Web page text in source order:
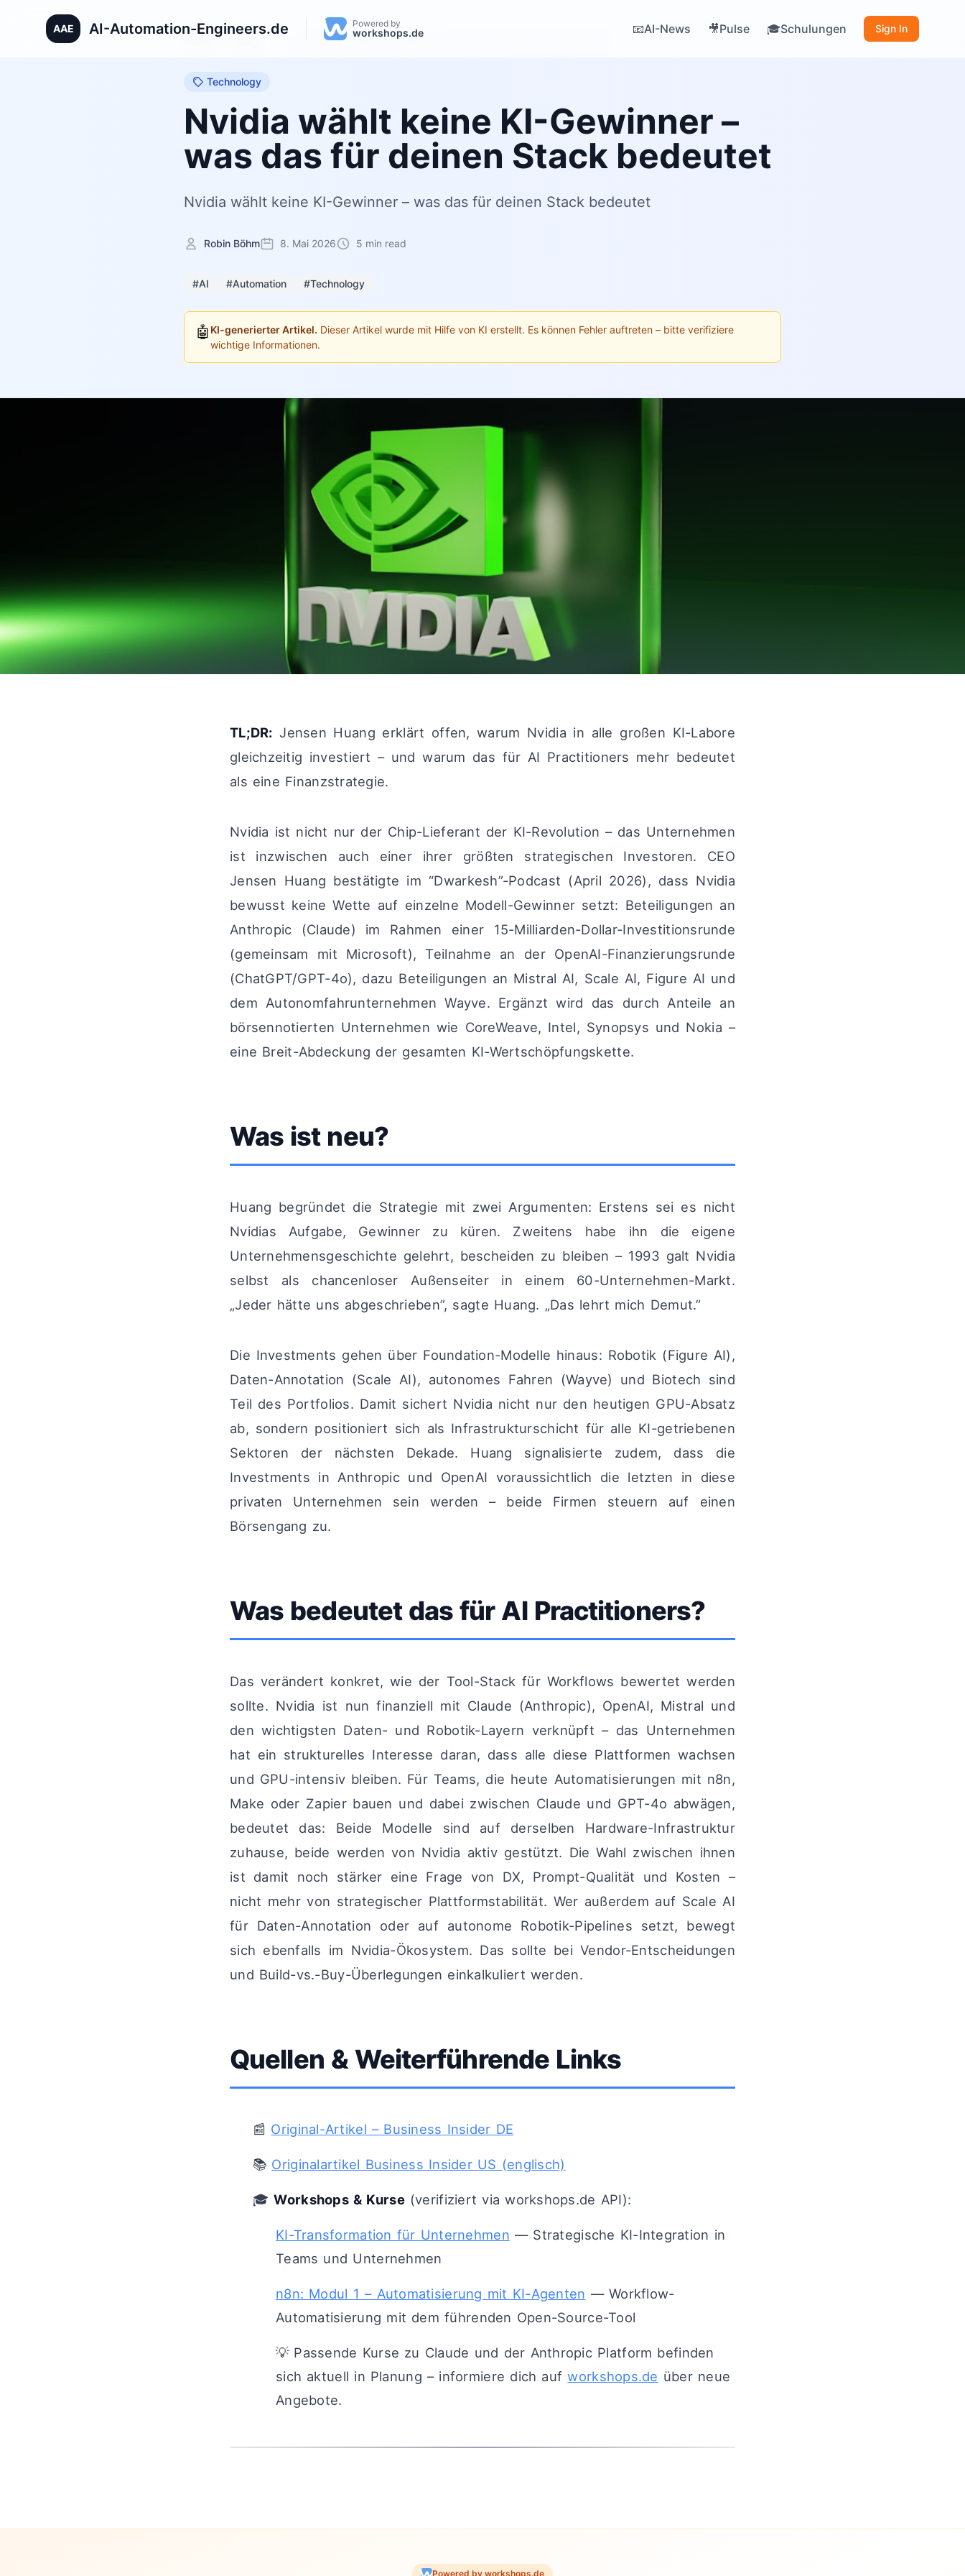
AAE AI-Automation-Engineers.de Powered by
workshops.de 📧AI-News 🎥Pulse 🎓Schulungen
Sign In
Nvidia wählt keine KI-Gewinner – was das für deinen Stack bedeutet
Technology
Nvidia wählt keine KI-Gewinner –
was das für deinen Stack bedeutet
Nvidia wählt keine KI-Gewinner – was das für deinen Stack bedeutet
Robin Böhm 8. Mai 2026 5 min read
#AI #Automation #Technology
🤖 KI-generierter Artikel. Dieser Artikel wurde mit Hilfe von KI erstellt. Es können Fehler auftreten – bitte verifiziere
wichtige Informationen.
TL;DR: Jensen Huang erklärt offen, warum Nvidia in alle großen KI-Labore
gleichzeitig investiert – und warum das für AI Practitioners mehr bedeutet
als eine Finanzstrategie.
Nvidia ist nicht nur der Chip-Lieferant der KI-Revolution – das Unternehmen
ist inzwischen auch einer ihrer größten strategischen Investoren. CEO
Jensen Huang bestätigte im “Dwarkesh”-Podcast (April 2026), dass Nvidia
bewusst keine Wette auf einzelne Modell-Gewinner setzt: Beteiligungen an
Anthropic (Claude) im Rahmen einer 15-Milliarden-Dollar-Investitionsrunde
(gemeinsam mit Microsoft), Teilnahme an der OpenAI-Finanzierungsrunde
(ChatGPT/GPT-4o), dazu Beteiligungen an Mistral AI, Scale AI, Figure AI und
dem Autonomfahrunternehmen Wayve. Ergänzt wird das durch Anteile an
börsennotierten Unternehmen wie CoreWeave, Intel, Synopsys und Nokia –
eine Breit-Abdeckung der gesamten KI-Wertschöpfungskette.
Was ist neu?
Huang begründet die Strategie mit zwei Argumenten: Erstens sei es nicht
Nvidias Aufgabe, Gewinner zu küren. Zweitens habe ihn die eigene
Unternehmensgeschichte gelehrt, bescheiden zu bleiben – 1993 galt Nvidia
selbst als chancenloser Außenseiter in einem 60-Unternehmen-Markt.
„Jeder hätte uns abgeschrieben”, sagte Huang. „Das lehrt mich Demut.”
Die Investments gehen über Foundation-Modelle hinaus: Robotik (Figure AI),
Daten-Annotation (Scale AI), autonomes Fahren (Wayve) und Biotech sind
Teil des Portfolios. Damit sichert Nvidia nicht nur den heutigen GPU-Absatz
ab, sondern positioniert sich als Infrastrukturschicht für alle KI-getriebenen
Sektoren der nächsten Dekade. Huang signalisierte zudem, dass die
Investments in Anthropic und OpenAI voraussichtlich die letzten in diese
privaten Unternehmen sein werden – beide Firmen steuern auf einen
Börsengang zu.
Was bedeutet das für AI Practitioners?
Das verändert konkret, wie der Tool-Stack für Workflows bewertet werden
sollte. Nvidia ist nun finanziell mit Claude (Anthropic), OpenAI, Mistral und
den wichtigsten Daten- und Robotik-Layern verknüpft – das Unternehmen
hat ein strukturelles Interesse daran, dass alle diese Plattformen wachsen
und GPU-intensiv bleiben. Für Teams, die heute Automatisierungen mit n8n,
Make oder Zapier bauen und dabei zwischen Claude und GPT-4o abwägen,
bedeutet das: Beide Modelle sind auf derselben Hardware-Infrastruktur
zuhause, beide werden von Nvidia aktiv gestützt. Die Wahl zwischen ihnen
ist damit noch stärker eine Frage von DX, Prompt-Qualität und Kosten –
nicht mehr von strategischer Plattformstabilität. Wer außerdem auf Scale AI
für Daten-Annotation oder auf autonome Robotik-Pipelines setzt, bewegt
sich ebenfalls im Nvidia-Ökosystem. Das sollte bei Vendor-Entscheidungen
und Build-vs.-Buy-Überlegungen einkalkuliert werden.
Quellen & Weiterführende Links
📰 Original-Artikel – Business Insider DE
📚 Originalartikel Business Insider US (englisch)
🎓Workshops & Kurse(verifiziert via workshops.de API):
KI-Transformation für Unternehmen — Strategische KI-Integration in
Teams und Unternehmen
n8n: Modul 1 – Automatisierung mit KI-Agenten — Workflow-
Automatisierung mit dem führenden Open-Source-Tool
💡 Passende Kurse zu Claude und der Anthropic Platform befinden
sich aktuell in Planung – informiere dich aufworkshops.de über neue
Angebote.
Powered by workshops.de